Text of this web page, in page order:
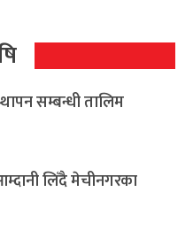
सम्बन्धी तालिम
लिँदै मेचीनगरका